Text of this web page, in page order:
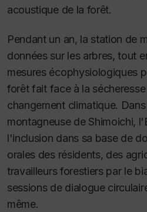
acoustique de la forêt.
Pendant un an, la station de
données sur les arbres, tout
mesures écophysiologiques
forêt fait face à la
changement climatique.
montagneuse de Shimoichi,
l'inclusion dans sa base de
orales des résidents, des
travailleurs forestiers par le
sessions de dialogue
même.